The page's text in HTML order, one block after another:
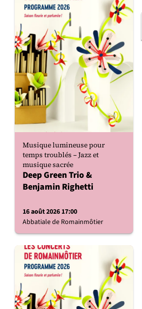
Musique lumineuse pour
temps troublés – Jazz et
musique sacrée
Deep Green Trio &
Benjamin Righetti
16 août 2026 17:00
Abbatiale de Romainmôtier